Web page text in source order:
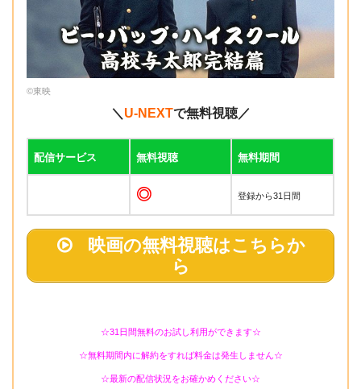
©東映
＼ U-NEXTで無料視聴／
配信サービス 無料視聴 無料期間
◎ 登録から31日間
映画の無料視聴はこちらか
ら
☆31日間無料のお試し利用ができます☆
☆無料期間内に解約をすれば料金は発生しません☆
☆最新の配信状況をお確かめください☆